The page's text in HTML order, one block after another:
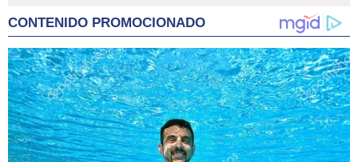
CONTENIDO PROMOCIONADO